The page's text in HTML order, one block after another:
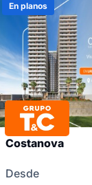
En planos
Costanova
Desde